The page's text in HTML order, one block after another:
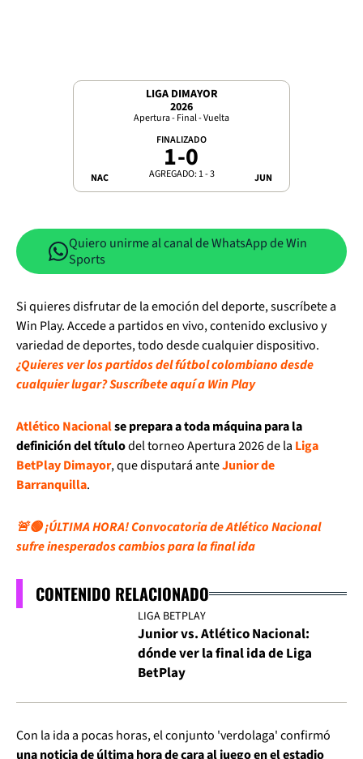
LIGA DIMAYOR
2026
Apertura - Final - Vuelta
NAC
FINALIZADO
1-0
AGREGADO: 1 - 3 JUN
Quiero unirme al canal de WhatsApp de Win
Sports
Si quieres disfrutar de la emoción del deporte, suscríbete a
Win Play. Accede a partidos en vivo, contenido exclusivo y
variedad de deportes, todo desde cualquier dispositivo.
¿Quieres ver los partidos del fútbol colombiano desde
cualquier lugar? Suscríbete aquí a Win Play
Atlético Nacionalse prepara a toda máquina para la
definición del títulodel torneo Apertura 2026 de la Liga
BetPlay Dimayor, que disputará anteJunior de
Barranquilla.
🚨🟢 ¡ÚLTIMA HORA! Convocatoria de Atlético Nacional
sufre inesperados cambios para la final ida
CONTENIDO RELACIONADO
LIGA BETPLAY
Junior vs. Atlético Nacional:
dónde ver la final ida de Liga
BetPlay
Con la ida a pocas horas, el conjunto 'verdolaga' confirmó
una noticia de última hora de cara al juego en el estadio